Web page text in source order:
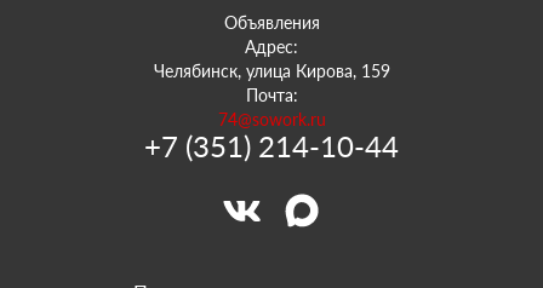
Объявления
Адрес:
Челябинск, улица Кирова, 159
Почта:
74@sowork.ru
+7 (351) 214-10-44